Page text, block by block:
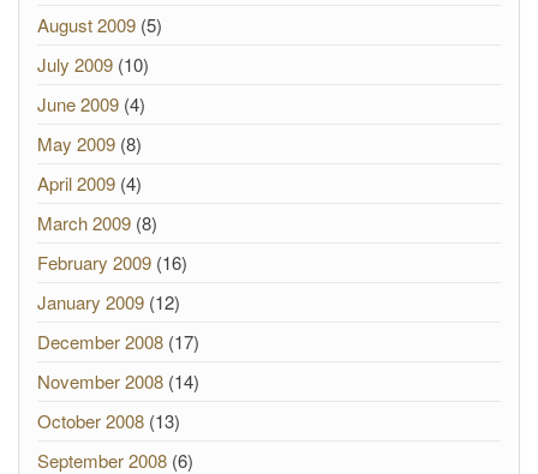
August 2009 (5)
July 2009 (10)
June 2009 (4)
May 2009 (8)
April 2009 (4)
March 2009 (8)
February 2009 (16)
January 2009 (12)
December 2008 (17)
November 2008 (14)
October 2008 (13)
September 2008 (6)